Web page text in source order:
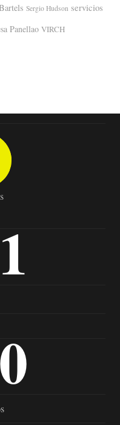
Sergio Hudson servicios
Panellao VIRCH